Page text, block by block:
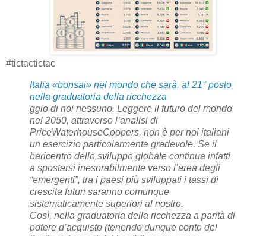
#tictactictac
Italia «bonsai» nel mondo che sarà, al 21° posto
nella graduatoria della ricchezza
ggio di noi nessuno. Leggere il futuro del mondo
nel 2050, attraverso l’analisi di
PriceWaterhouseCoopers, non è per noi italiani
un esercizio particolarmente gradevole. Se il
baricentro dello sviluppo globale continua infatti
a spostarsi inesorabilmente verso l’area degli
“emergenti”, tra i paesi più sviluppati i tassi di
crescita futuri saranno comunque
sistematicamente superiori al nostro.
Così, nella graduatoria della ricchezza a parità di
potere d’acquisto (tenendo dunque conto del